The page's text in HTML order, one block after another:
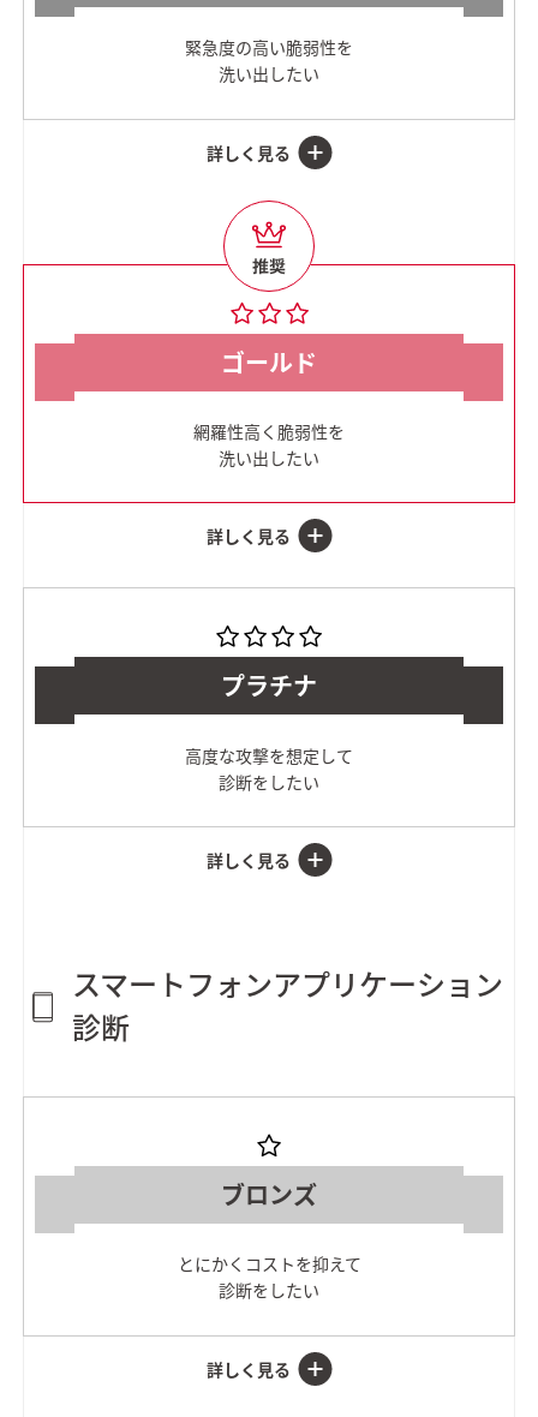
緊急度の高い脆弱性を
洗い出したい
ゴールド
網羅性高く脆弱性を
洗い出したい
プラチナ
高度な攻撃を想定して
診断をしたい
スマートフォンアプリケーション
診断
ブロンズ
とにかくコストを抑えて
診断をしたい